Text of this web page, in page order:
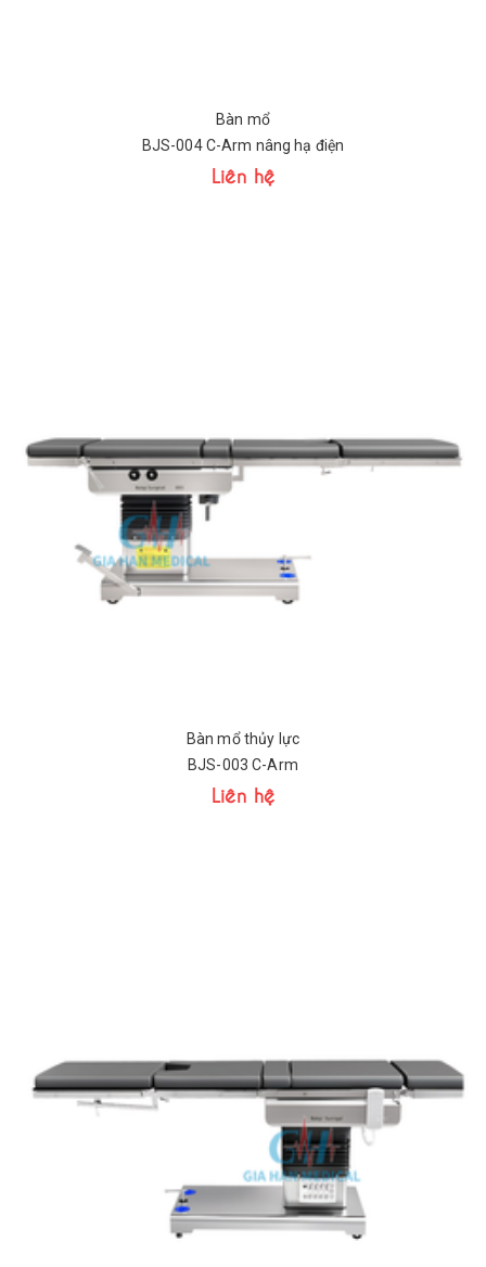
Bàn mổ
BJS-004 C-Arm nâng hạ điện
Liên hệ
Bàn mổ thủy lực
BJS-003 C-Arm
Liên hệ